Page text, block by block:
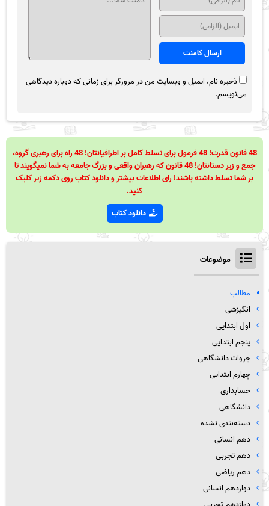
ذخیره نام، ایمیل و وبسایت من در مرورگر برای زمانی که دوباره دیدگاهی
می‌نویسم.
48 قانون قدرت! 48 فرمول برای تسلط کامل بر اطرافیانتان! 48 راه برای رهبری گروه،
جمع و زیر دستانتان! 48 قانون که رهبران واقعی و بزرگ جامعه به شما نمیگویند تا
بر شما تسلط داشته باشند! رای اطلاعات بیشتر و دانلود کتاب روی دکمه زیر کلیک
کنید.
دانلود کتاب
موضوعات
مطالب
انگیزشی
اول ابتدایی
پنجم ابتدایی
جزوات دانشگاهی
چهارم ابتدایی
حسابداری
دانشگاهی
دسته‌بندی نشده
دهم انسانی
دهم تجربی
دهم ریاضی
دوازدهم انسانی